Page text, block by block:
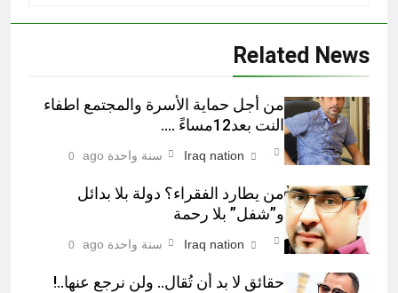
Related News
من أجل حماية الأسرة والمجتمع اطفاء
النت بعد12مساءً ….
Iraq nation سنة واحدة ago 0
من يطارد الفقراء؟ دولة بلا بدائل
و”شفل” بلا رحمة
Iraq nation سنة واحدة ago 0
حقائق لا بد أن تُقال.. ولن نرجع عنها..!